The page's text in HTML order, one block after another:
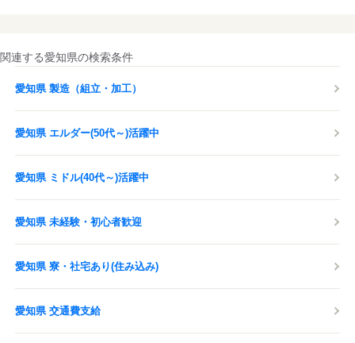
関連する愛知県の検索条件
愛知県 製造（組立・加工）
愛知県 エルダー(50代～)活躍中
愛知県 ミドル(40代～)活躍中
愛知県 未経験・初心者歓迎
愛知県 寮・社宅あり(住み込み)
愛知県 交通費支給